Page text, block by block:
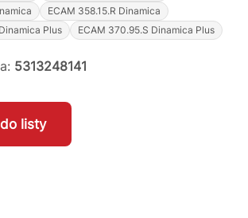
ECAM 358.15.R Dinamica
Plus
ECAM 370.95.S Dinamica Plus
5313248141
listy